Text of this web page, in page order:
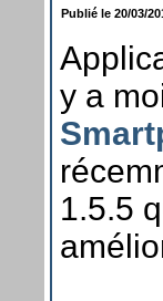
Publié le 20/03/
y a
1.5.5